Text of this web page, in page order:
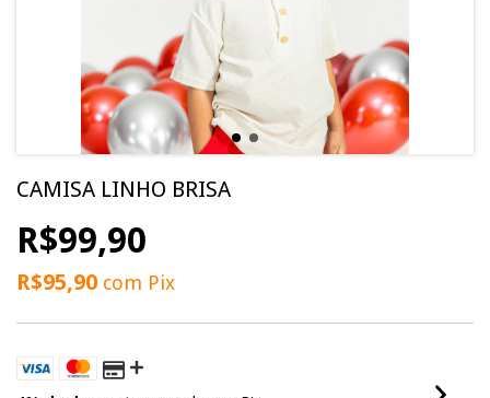
CAMISA LINHO BRISA
R$99,90
R$95,90 com Pix